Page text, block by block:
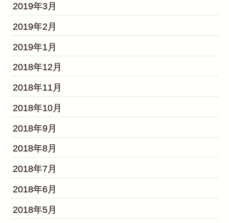
2019年3月
2019年2月
2019年1月
2018年12月
2018年11月
2018年10月
2018年9月
2018年8月
2018年7月
2018年6月
2018年5月